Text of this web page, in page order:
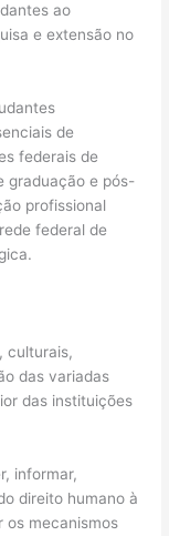
ao
e extensão no
de
federais de
graduação e pós-
profissional
federal de
culturais,
das variadas
das instituições
informar,
direito humano à
os mecanismos